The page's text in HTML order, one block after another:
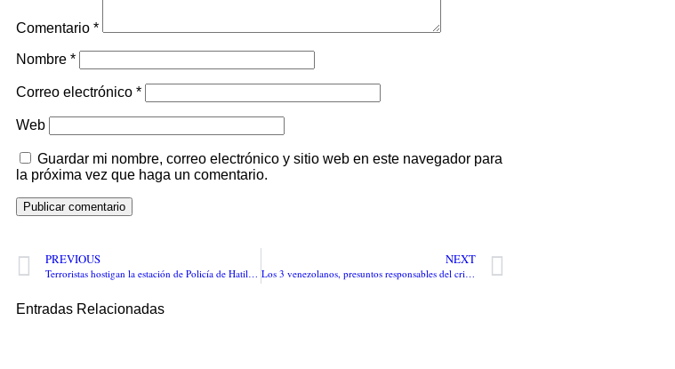
Comentario *
Nombre *
Correo electrónico *
Web
Guardar mi nombre, correo electrónico y sitio web en este navegador para
la próxima vez que haga un comentario.
PREVIOUS
Terroristas hostigan la estación de Policía de Hatillo de Loba, sur de Bolívar. Un patrullero herido
NEXT
Los 3 venezolanos, presuntos responsables del crimen del joven futbolista en Bogotá, fueron enviados a la carcel
Entradas Relacionadas